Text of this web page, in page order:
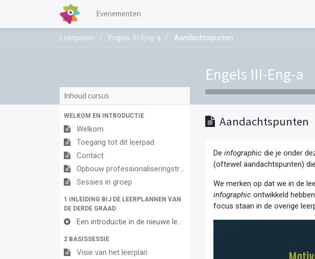
Evenementen
Leerpaden Engels III-Eng-a Aandachtspunten
Engels III-Eng-a
Inhoud cursus
WELKOM EN INTRODUCTIE
Welkom
Toegang tot dit leerpad
Contact
Opbouw professionaliseringstraject
Sessies in groep
1 INLEIDING BIJ DE LEERPLANNEN VAN
DE DERDE GRAAD
Een introductie in de nieuwe leerplannen van de derde graad
2 BASISSESSIE
Visie van het leerplan
Aandachtspunten
De infographic die je onder
(oftewel aandachtspunten)
We merken op dat we in de
infographic ontwikkeld
focus staan in de overige